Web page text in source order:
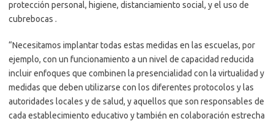
protección personal, higiene, distanciamiento social, y el uso de
cubrebocas .
“Necesitamos implantar todas estas medidas en las escuelas, por
ejemplo, con un funcionamiento a un nivel de capacidad reducida
incluir enfoques que combinen la presencialidad con la virtualidad y
medidas que deben utilizarse con los diferentes protocolos y las
autoridades locales y de salud, y aquellos que son responsables de
cada establecimiento educativo y también en colaboración estrecha